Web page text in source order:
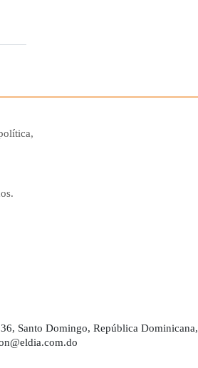
Santo Domingo, República Dominicana,